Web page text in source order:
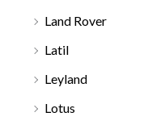
Land Rover
Latil
Leyland
Lotus